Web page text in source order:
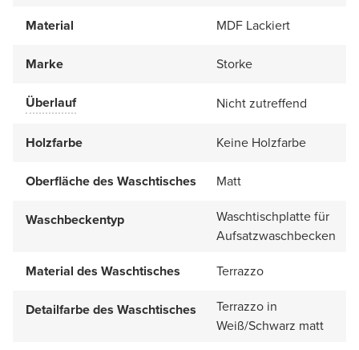
Material
MDF Lackiert
Marke Storke
Überlauf Nicht zutreffend
Holzfarbe Keine Holzfarbe
Oberfläche des Waschtisches Matt
Waschbeckentyp
Waschtischplatte für
Aufsatzwaschbecken
Material des Waschtisches
Terrazzo
Detailfarbe des Waschtisches
Terrazzo in
Weiß/Schwarz matt